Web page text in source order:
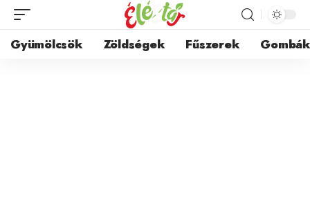
Gyümölcsök Zöldségek Fűszerek Gombák